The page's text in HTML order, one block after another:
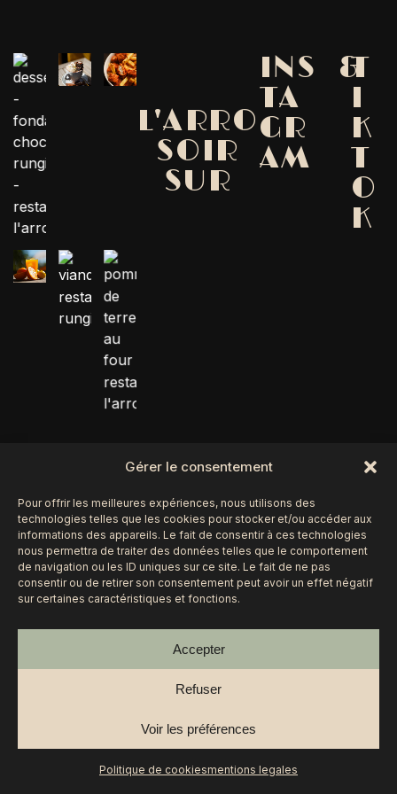
Gérer le consentement
Pour offrir les meilleures expériences, nous utilisons des
technologies telles que les cookies pour stocker et/ou accéder aux
informations des appareils. Le fait de consentir à ces technologies
nous permettra de traiter des données telles que le comportement
de navigation ou les ID uniques sur ce site. Le fait de ne pas
consentir ou de retirer son consentement peut avoir un effet négatif
sur certaines caractéristiques et fonctions.
Accepter
Refuser
Voir les préférences
Politique de cookiesmentions legales
L'ARRO
SOIR
SUR
INS
TA
GR
AM
&T
I
K
T
O
K
Légales etpolitique de cookies.